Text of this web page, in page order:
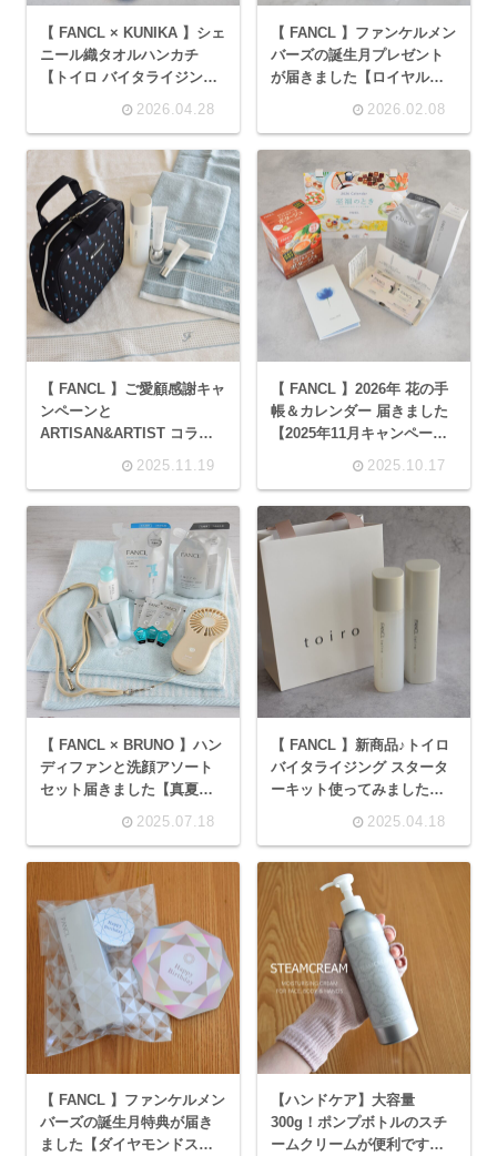
【 FANCL × KUNIKA 】シェ
ニール織タオルハンカチ
【トイロ バイタライジング
2026.04.28
【 FANCL 】ファンケルメン
バーズの誕生月プレゼント
が届きました【ロイヤルス
2026.02.08
【 FANCL 】ご愛顧感謝キャ
ンペーンと
ARTISAN&ARTIST コラボ
2025.11.19
【 FANCL 】2026年 花の手
帳＆カレンダー 届きました
【2025年11月キャンペー
2025.10.17
【 FANCL × BRUNO 】ハン
ディファンと洗顔アソート
セット届きました【真夏の
2025.07.18
【 FANCL 】新商品♪トイロ
バイタライジング スタータ
ーキット使ってみました
2025.04.18
【 FANCL 】ファンケルメン
バーズの誕生月特典が届き
ました【ダイヤモンドステ
【ハンドケア】大容量
300g！ポンプボトルのスチ
ームクリームが便利です